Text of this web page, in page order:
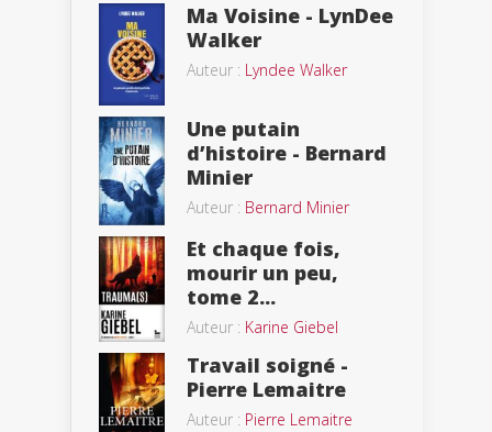
Ma Voisine - LynDee
Walker
Auteur : Lyndee Walker
Une putain
d’histoire - Bernard
Minier
Auteur : Bernard Minier
Et chaque fois,
mourir un peu,
tome 2...
Auteur : Karine Giebel
Travail soigné -
Pierre Lemaitre
Auteur : Pierre Lemaitre